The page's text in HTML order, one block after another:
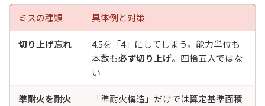
ミスの種類 具体例と対策
切り上げ忘れ
4.5を「4」にしてしまう。能力単位も
本数も必ず切り上げ。四捨五入ではな
い
準耐火を耐火
「準耐火構造」だけでは算定基準面積